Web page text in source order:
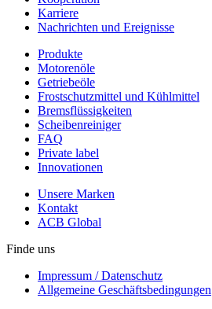
Karriere
Nachrichten und Ereignisse
Produkte
Motorenöle
Getriebeöle
Frostschutzmittel und Kühlmittel
Bremsflüssigkeiten
Scheibenreiniger
FAQ
Private label
Innovationen
Unsere Marken
Kontakt
ACB Global
Finde uns
Impressum / Datenschutz
Allgemeine Geschäftsbedingungen